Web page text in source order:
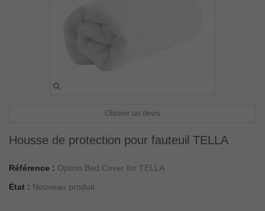
Obtenir un devis
Housse de protection pour fauteuil TELLA
Référence : Option Bed Cover for TELLA
État : Nouveau produit